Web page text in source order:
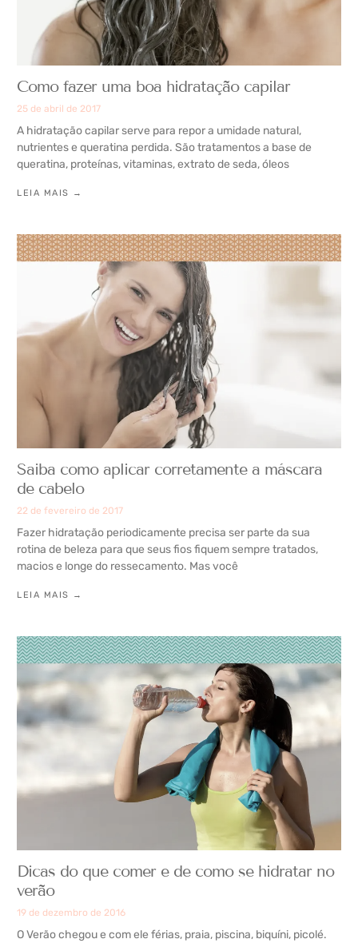
Como fazer uma boa hidratação capilar
25 de abril de 2017
A hidratação capilar serve para repor a umidade natural,
nutrientes e queratina perdida. São tratamentos a base de
queratina, proteínas, vitaminas, extrato de seda, óleos
LEIA MAIS →
Saiba como aplicar corretamente a máscara
de cabelo
22 de fevereiro de 2017
Fazer hidratação periodicamente precisa ser parte da sua
rotina de beleza para que seus fios fiquem sempre tratados,
macios e longe do ressecamento. Mas você
LEIA MAIS →
Dicas do que comer e de como se hidratar no
verão
19 de dezembro de 2016
O Verão chegou e com ele férias, praia, piscina, biquíni, picolé.